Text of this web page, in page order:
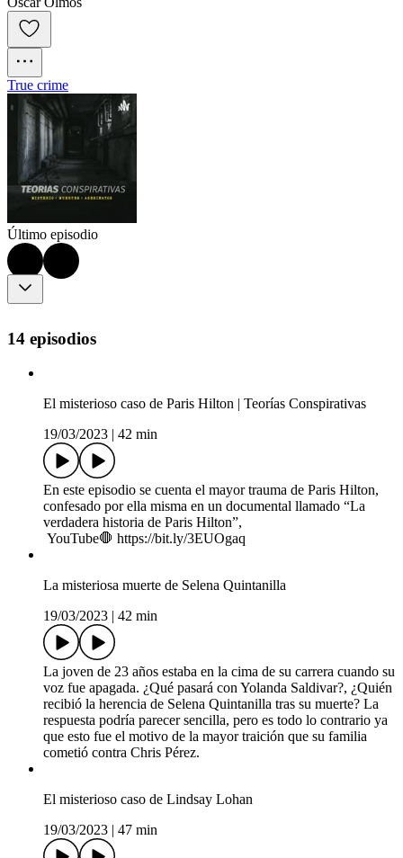
True crime
Último episodio
14 episodios
El misterioso caso de Paris Hilton | Teorías Conspirativas
19/03/2023
42 min
En este episodio se cuenta el mayor trauma de Paris Hilton,
confesado por ella misma en un documental llamado “La
verdadera historia de Paris Hilton”,
YouTube🛑 https://bit.ly/3EUOgaq
La misteriosa muerte de Selena Quintanilla
19/03/2023
42 min
La joven de 23 años estaba en la cima de su carrera cuando su
voz fue apagada. ¿Qué pasará con Yolanda Saldivar?, ¿Quién
recibió la herencia de Selena Quintanilla tras su muerte? La
respuesta podría parecer sencilla, pero es todo lo contrario ya
que esto fue el motivo de la mayor traición que su familia
cometió contra Chris Pérez.
El misterioso caso de Lindsay Lohan
19/03/2023
47 min